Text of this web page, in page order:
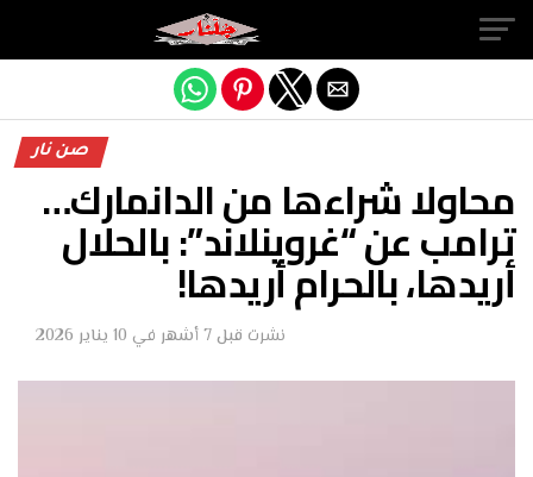
صن نار
محاولا شراءها من الدانمارك…
ترامب عن “غروينلاند”: بالحلال
أريدها، بالحرام أريدها!
نشرت قبل 7 أشهر في 10 يناير 2026
Exit mobile version